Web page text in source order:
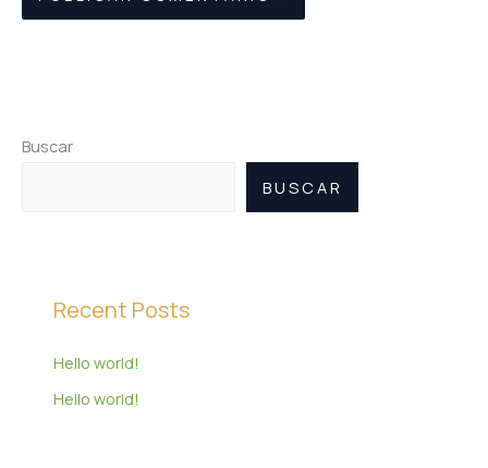
Buscar
BUSCAR
Recent Posts
Hello world!
Hello world!